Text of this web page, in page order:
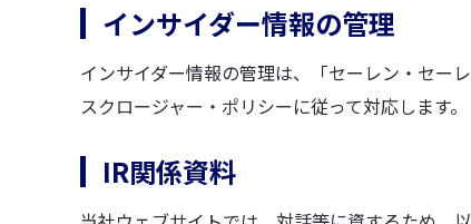
インサイダー情報の管理
インサイダー情報の管理は、「セーレン・セー
スクロージャー・ポリシーに従って対応します。
IR関係資料